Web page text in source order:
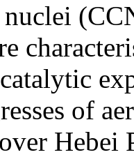
of
Hebei